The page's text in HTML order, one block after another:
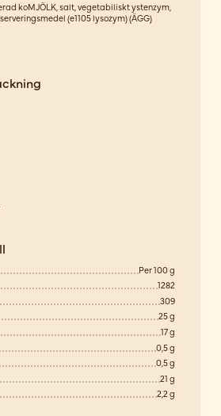
koMJÖLK, salt, vegetabiliskt ystenzym,
(e1105 lysozym) (ÄGG)
Per 100 g
1282
309
25 g
17 g
0,5 g
0,5 g
21 g
2,2 g